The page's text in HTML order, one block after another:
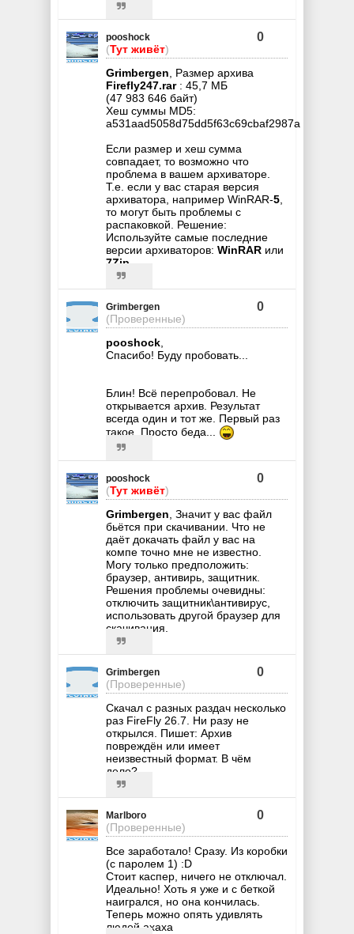
pooshock
(Тут живёт)
0
Grimbergen , Размер архива
Firefly247.rar: 45,7 МБ
(47 983 646 байт)
Хеш суммы MD5:
a531aad5058d75dd5f63c69cbaf2987a
Если размер и хеш сумма
совпадает, то возможно что
проблема в вашем архиваторе.
Т.е. если у вас старая версия
архиватора, например WinRAR-5
то могут быть проблемы с
распаковкой. Решение:
Используйте самые последние
версии архиваторов: WinRAR или
7Zip
Grimbergen
(Проверенные)
0
pooshock
Спасибо! Буду пробовать...
Блин! Всё перепробовал. Не
открывается архив. Результат
всегда один и тот же. Первый раз
такое. Просто беда...
pooshock
(Тут живёт)
0
Grimbergen , Значит у вас файл
бьётся при скачивании. Что не
даёт докачать файл у вас на
компе точно мне не известно.
Могу только предположить:
браузер, антивирь, защитник.
Решения проблемы очевидны:
отключить защитник\антивирус,
использовать другой браузер для
скачивания.
Grimbergen
(Проверенные)
0
Скачал с разных раздач несколько
раз FireFly 26.7. Ни разу не
открылся. Пишет: Архив
повреждён или имеет
неизвестный формат. В чём
дело?...
Marlboro
(Проверенные)
0
Все заработало! Сразу. Из коробки
(с паролем 1) :D
Стоит каспер, ничего не отключал.
Идеально! Хоть я уже и с беткой
наигрался, но она кончилась.
Теперь можно опять удивлять
людей ахаха